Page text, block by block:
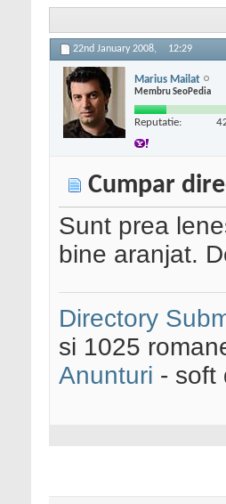
22nd January 2008, 12:29
Marius Mailat
Membru SeoPedia
Reputatie:
Cumpar
Sunt prea
bine aranjat.
Directory
si 1025
Anunturi - soft